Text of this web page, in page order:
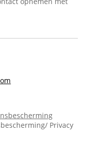
Privacy